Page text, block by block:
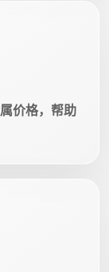
价格，帮助